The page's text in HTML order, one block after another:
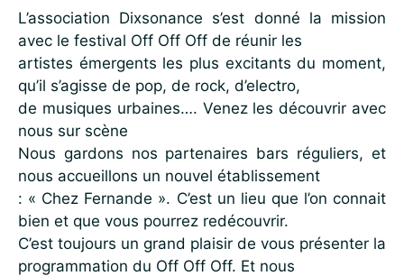
L’association Dixsonance s’est donné la mission
avec le festival Off Off Off de réunir les
artistes émergents les plus excitants du moment,
qu’il s’agisse de pop, de rock, d’electro,
de musiques urbaines…. Venez les découvrir avec
nous sur scène
Nous gardons nos partenaires bars réguliers, et
nous accueillons un nouvel établissement
: « Chez Fernande ». C’est un lieu que l’on connait
bien et que vous pourrez redécouvrir.
C’est toujours un grand plaisir de vous présenter la
programmation du Off Off Off. Et nous